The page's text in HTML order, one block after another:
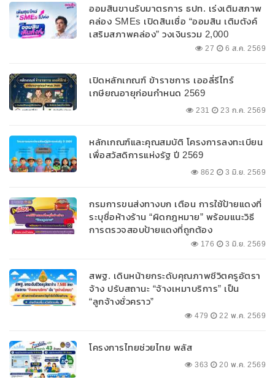
ออมสินขานรับมาตรการ ธปท. เร่งเติมสภาพ
คล่อง SMEs เปิดสินเชื่อ “ออมสิน เติมตังค์
เสริมสภาพคล่อง” วงเงินรวม 2,000
ลบ.สนับสนุนเงินทุนหมุนเวียนวงเงินกู้สูงสุด
27 6 ส.ค. 2569
เปิดหลักเกณฑ์ ข้าราชการ เออลี่รีไทร์
เกษียณอายุก่อนกำหนด 2569
231 23 ก.ค. 2569
หลักเกณฑ์และคุณสมบัติ โครงการลงทะเบียน
เพื่อสวัสดิการแห่งรัฐ ปี 2569
862 3 มิ.ย. 2569
กรมการขนส่งทางบก เตือน การใช้ป้ายแดงที่
ระบุชื่อห้างร้าน “ผิดกฎหมาย” พร้อมแนะวิธี
การตรวจสอบป้ายแดงที่ถูกต้อง
176 3 มิ.ย. 2569
สพฐ. เดินหน้ายกระดับคุณภาพชีวิตครูอัตรา
จ้าง ปรับสถานะ “จ้างเหมาบริการ” เป็น
“ลูกจ้างชั่วคราว”
479 22 พ.ค. 2569
โครงการไทยช่วยไทย พลัส
363 20 พ.ค. 2569